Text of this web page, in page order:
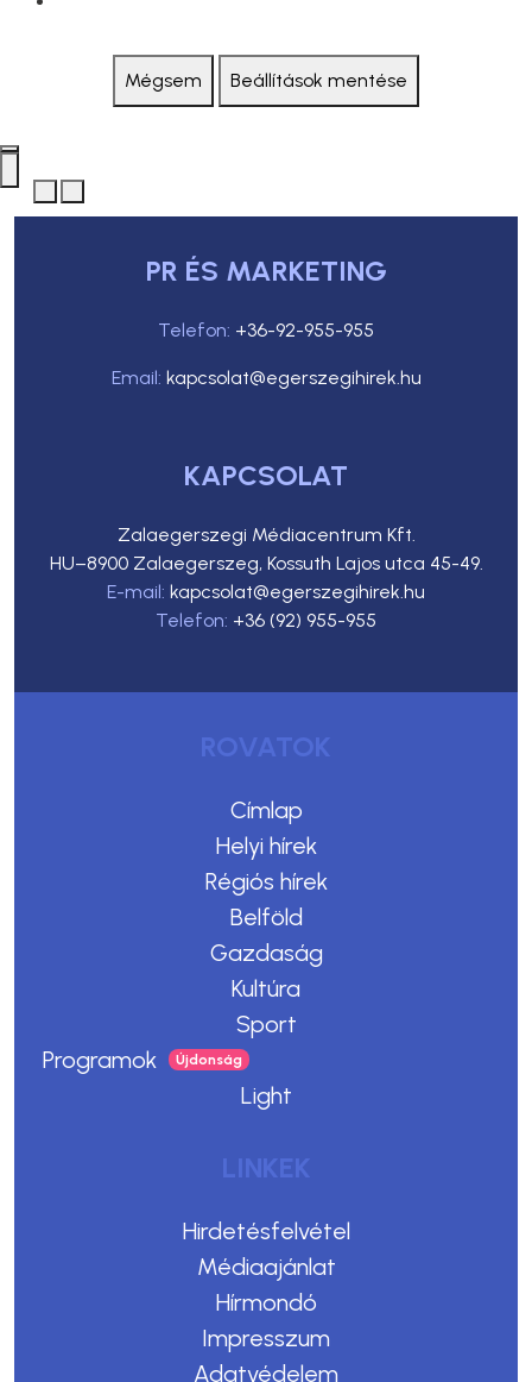
Mégsem Beállítások mentése
PR ÉS MARKETING
Telefon: +36-92-955-955
Email: kapcsolat@egerszegihirek.hu
KAPCSOLAT
Zalaegerszegi Médiacentrum Kft.
HU–8900 Zalaegerszeg, Kossuth Lajos utca 45-49.
E-mail: kapcsolat@egerszegihirek.hu
Telefon: +36 (92) 955-955
ROVATOK
Címlap
Helyi hírek
Régiós hírek
Belföld
Gazdaság
Kultúra
Sport
Programok
Light
LINKEK
Hirdetésfelvétel
Médiaajánlat
Hírmondó
Impresszum
Adatvédelem